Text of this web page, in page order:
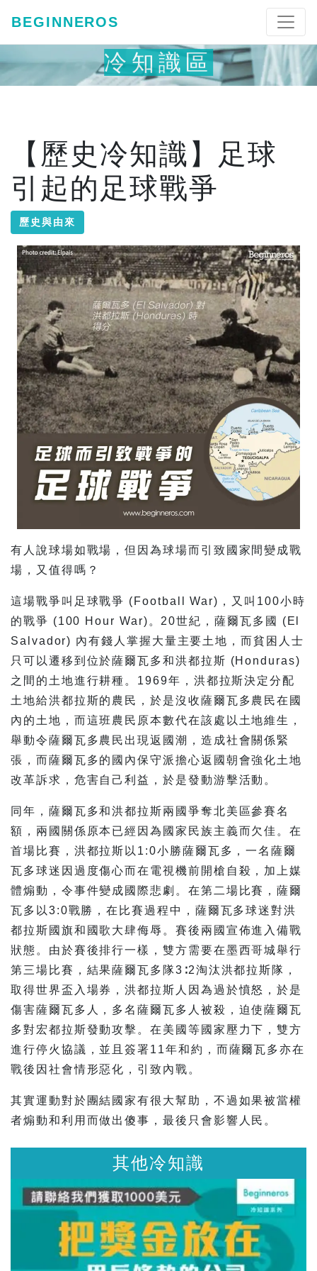
BEGINNEROS
冷知識區
【歷史冷知識】足球
引起的足球戰爭
歷史與由來
有人說球場如戰場，但因為球場而引致國家間變成戰
場，又值得嗎？
這場戰爭叫足球戰爭 (Football War)，又叫100小時
的戰爭 (100 Hour War)。20世紀，薩爾瓦多國 (El
Salvador) 內有錢人掌握大量主要土地，而貧困人士
只可以遷移到位於薩爾瓦多和洪都拉斯 (Honduras)
之間的土地進行耕種。1969年，洪都拉斯決定分配
土地給洪都拉斯的農民，於是沒收薩爾瓦多農民在國
內的土地，而這班農民原本數代在該處以土地維生，
舉動令薩爾瓦多農民出現返國潮，造成社會關係緊
張，而薩爾瓦多的國內保守派擔心返國朝會強化土地
改革訴求，危害自己利益，於是發動游擊活動。
同年，薩爾瓦多和洪都拉斯兩國爭奪北美區參賽名
額，兩國關係原本已經因為國家民族主義而欠佳。在
首場比賽，洪都拉斯以1:0小勝薩爾瓦多，一名薩爾
瓦多球迷因過度傷心而在電視機前開槍自殺，加上媒
體煽動，令事件變成國際悲劇。在第二場比賽，薩爾
瓦多以3:0戰勝，在比賽過程中，薩爾瓦多球迷對洪
都拉斯國旗和國歌大肆侮辱。賽後兩國宣佈進入備戰
狀態。由於賽後排行一樣，雙方需要在墨西哥城舉行
第三場比賽，結果薩爾瓦多隊3∶2淘汰洪都拉斯隊，
取得世界盃入場券，洪都拉斯人因為過於憤怒，於是
傷害薩爾瓦多人，多名薩爾瓦多人被殺，迫使薩爾瓦
多對宏都拉斯發動攻擊。在美國等國家壓力下，雙方
進行停火協議，並且簽署11年和約，而薩爾瓦多亦在
戰後因社會情形惡化，引致內戰。
其實運動對於團結國家有很大幫助，不過如果被當權
者煽動和利用而做出傻事，最後只會影響人民。
其他冷知識